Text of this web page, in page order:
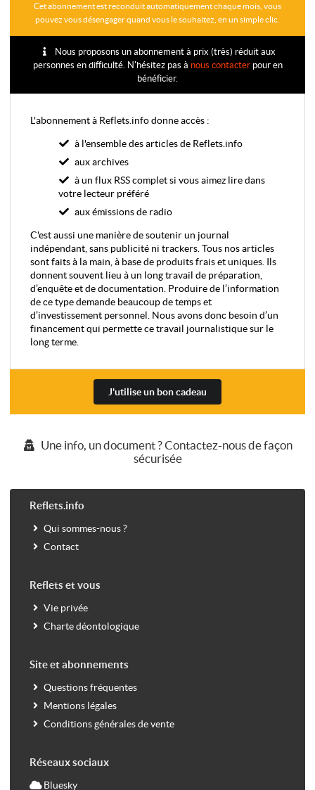
Cet abonnement est reconduit automatiquement chaque mois, vous
pouvez vous désengager quand vous le souhaitez, en un simple clic.
Nous proposons un abonnement à prix (très) réduit aux
personnes en difficulté. N'hésitez pas à nous contacterpour en
bénéficier.
L'abonnement à Reflets.info donne accès :
à l'ensemble des articles de Reflets.info
aux archives
à un flux RSS complet si vous aimez lire dans
votre lecteur préféré
aux émissions de radio
C'est aussi une manière de soutenir un journal
indépendant, sans publicité ni trackers. Tous nos articles
sont faits à la main, à base de produits frais et uniques. Ils
donnent souvent lieu à un long travail de préparation,
d’enquête et de documentation. Produire de l’information
de ce type demande beaucoup de temps et
d’investissement personnel. Nous avons donc besoin d’un
financement qui permette ce travail journalistique sur le
long terme.
J'utilise un bon cadeau
Une info, un document ? Contactez-nous de façon
sécurisée
Reflets.info
Qui sommes-nous ?
Contact
Reflets et vous
Vie privée
Charte déontologique
Site et abonnements
Questions fréquentes
Mentions légales
Conditions générales de vente
Réseaux sociaux
Bluesky